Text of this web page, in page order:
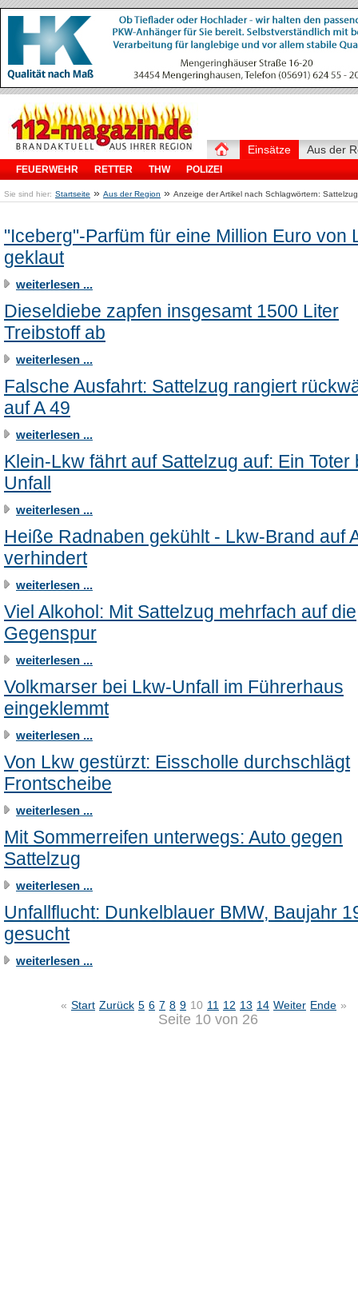
Einsätze
FEUERWEHR RETTER THW POLIZEI
Aus der
Sie sind hier: Startseite » Aus der Region » Anzeige der Artikel nach Schlagwörtern: Sattelzug
"Iceberg"-Parfüm für eine Million Euro von
geklaut
weiterlesen ...
Dieseldiebe zapfen insgesamt 1500 Liter
Treibstoff ab
weiterlesen ...
Falsche Ausfahrt: Sattelzug rangiert
auf A 49
weiterlesen ...
Klein-Lkw fährt auf Sattelzug auf: Ein Toter
Unfall
weiterlesen ...
Heiße Radnaben gekühlt - Lkw-Brand auf
verhindert
weiterlesen ...
Viel Alkohol: Mit Sattelzug mehrfach auf die
Gegenspur
weiterlesen ...
Volkmarser bei Lkw-Unfall im Führerhaus
eingeklemmt
weiterlesen ...
Von Lkw gestürzt: Eisscholle durchschlägt
Frontscheibe
weiterlesen ...
Mit Sommerreifen unterwegs: Auto gegen
Sattelzug
weiterlesen ...
Unfallflucht: Dunkelblauer BMW, Baujahr
gesucht
weiterlesen ...
« Start Zurück 5 6 7 8 9 10 11 12 13 14 Weiter Ende »
Seite 10 von 26